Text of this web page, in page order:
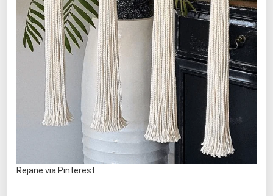
Rejane via Pinterest